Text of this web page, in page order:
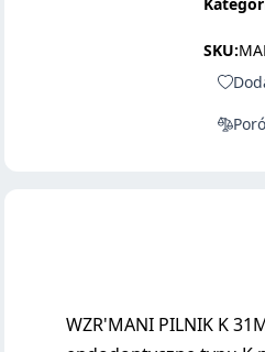
SKU:
WZR'MANI PILNIK K